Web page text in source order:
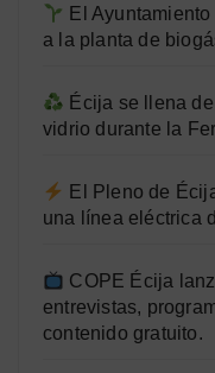
El
a la planta de
Écija se llena
vidrio durante la
El Pleno de
una línea eléctrica
COPE Écija
entrevistas,
contenido gratuito.